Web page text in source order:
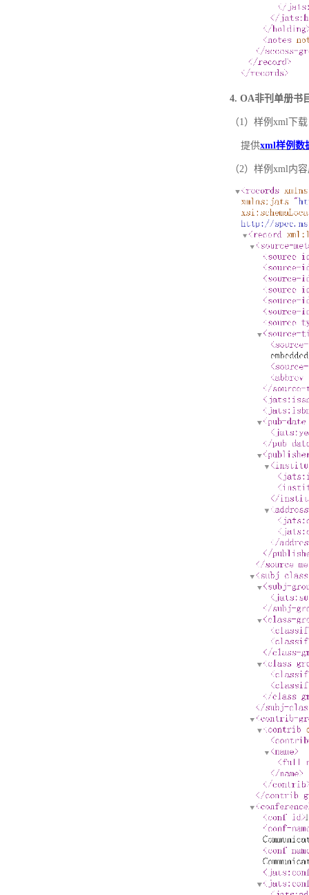
4. OA非刊单册书
（1）样例xml下载
提供xml样例数
（2）样例xml内